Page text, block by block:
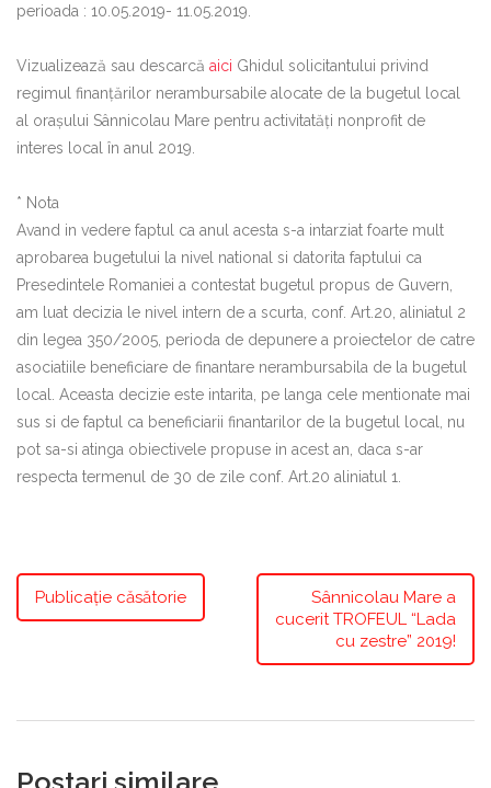
perioada : 10.05.2019- 11.05.2019.
Vizualizează sau descarcă aici Ghidul solicitantului privind
regimul finanțărilor nerambursabile alocate de la bugetul local
al orașului Sânnicolau Mare pentru activitatăți nonprofit de
interes local în anul 2019.
* Nota
Avand in vedere faptul ca anul acesta s-a intarziat foarte mult
aprobarea bugetului la nivel national si datorita faptului ca
Presedintele Romaniei a contestat bugetul propus de Guvern,
am luat decizia le nivel intern de a scurta, conf. Art.20, aliniatul 2
din legea 350/2005, perioda de depunere a proiectelor de catre
asociatiile beneficiare de finantare nerambursabila de la bugetul
local. Aceasta decizie este intarita, pe langa cele mentionate mai
sus si de faptul ca beneficiarii finantarilor de la bugetul local, nu
pot sa-si atinga obiectivele propuse in acest an, daca s-ar
respecta termenul de 30 de zile conf. Art.20 aliniatul 1.
Publicație căsătorie
Sânnicolau Mare a
cucerit TROFEUL “Lada
cu zestre” 2019!
Postari similare